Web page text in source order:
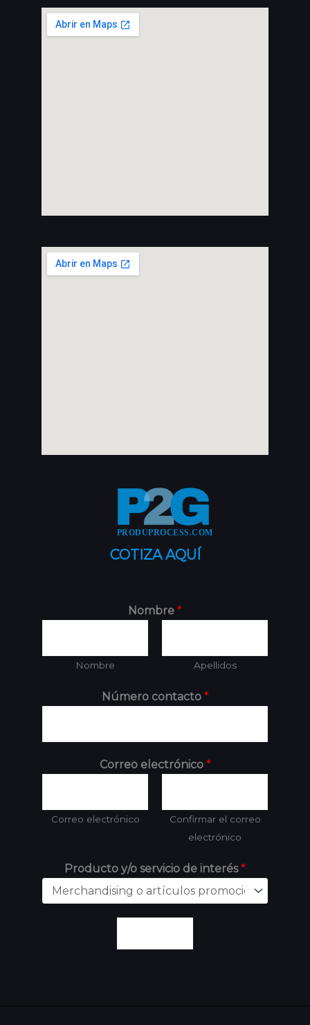
COTIZA AQUÍ
Nombre *
Nombre Apellidos
Número contacto *
Correo electrónico *
Correo electrónico
Confirmar el correo
electrónico
Producto y/o servicio de interés*